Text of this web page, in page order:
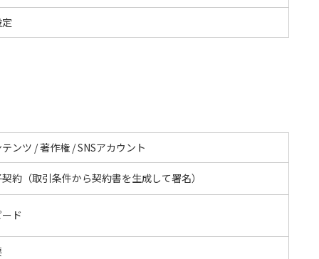
ンツ / 著作権 / SNSアカウント
約（取引条件から契約書を生成して署名）
ド